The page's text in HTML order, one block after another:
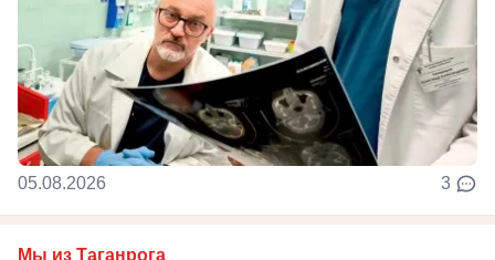
05.08.2026 3
Мы из Таганрога